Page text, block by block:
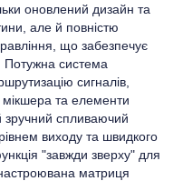
оновлений дизайн та
але й повністю
що забезпечує
система
сигналів,
мікшера та елементи
зручний спливаючий
виходу та швидкого
"завжди зверху" для
матриця